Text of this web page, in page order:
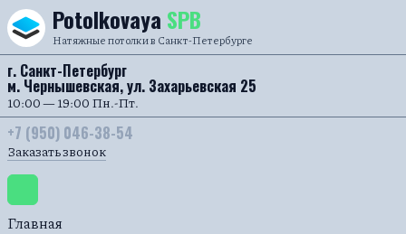
Перейти к содержанию
Potolkovaya SPB
Натяжные потолки в Санкт-Петербурге
г. Санкт-Петербург
м. Чернышевская, ул. Захарьевская 25
10:00 — 19:00 Пн.-Пт.
+7 (950) 046-38-54
Заказать звонок
Главная